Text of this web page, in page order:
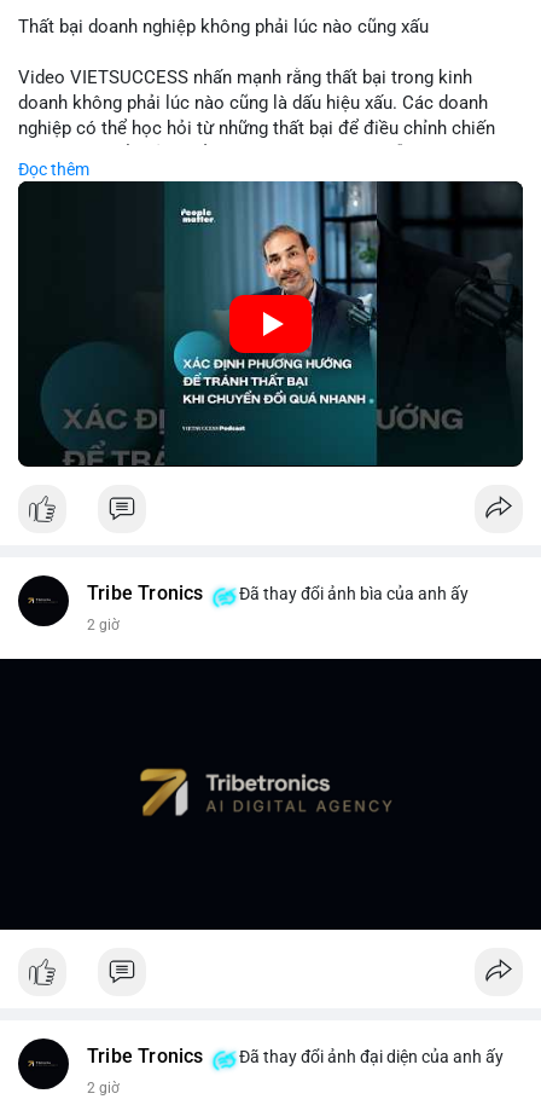
Thất bại doanh nghiệp không phải lúc nào cũng xấu
Video VIETSUCCESS nhấn mạnh rằng thất bại trong kinh
doanh không phải lúc nào cũng là dấu hiệu xấu. Các doanh
nghiệp có thể học hỏi từ những thất bại để điều chỉnh chiến
trình. Trong lĩnh vực tài chính và crypto, hiểu rõ nguyên nhân
thất bại giúp quản lý rủi ro hiệu quả và tránh lặp lại sai lầm.
Điều này đặc biệt quan trọng khi áp dụng vào các mô hình kinh
doanh mới hoặc đầu tư vào dự án blockchain.
🎥 Xem video trực tiếp tại:
Nguồn: VIETSUCCESS
Đọc thêm
Tribe Tronics Đã thay đổi ảnh bìa của anh ấy
2 giờ
Tribe Tronics Đã thay đổi ảnh đại diện của anh ấy
2 giờ